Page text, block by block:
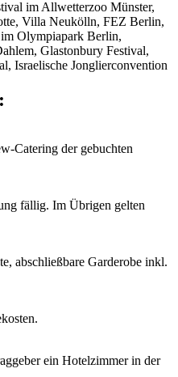
im Allwetterzoo Münster,
Villa Neukölln, FEZ Berlin,
Olympiapark Berlin,
Glastonbury Festival,
Israelische Jonglierconvention
Catering der gebuchten
fällig. Im Übrigen gelten
abschließbare Garderobe inkl.
ein Hotelzimmer in der